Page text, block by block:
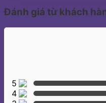
Đánh giá từ khách
5
4